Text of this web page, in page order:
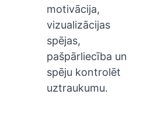
motivācija,
vizualizācijas
spējas,
pašpārliecība un
spēju kontrolēt
uztraukumu.